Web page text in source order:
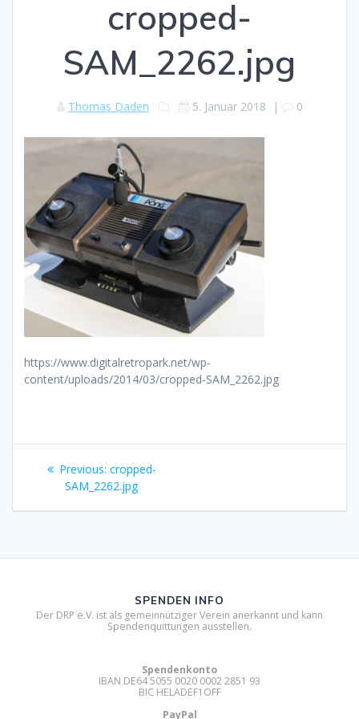
cropped-
SAM_2262.jpg
Thomas Daden 5. Januar 2018 | 0
https://www.digitalretropark.net/wp-
content/uploads/2014/03/cropped-SAM_2262.jpg
Beitragsnavigation
Previous: Previous
post:
cropped-
SAM_2262.jpg
SPENDEN INFO
Der DRP e.V. ist als gemeinnütziger Verein anerkannt und kann
Spendenquittungen ausstellen.
Spendenkonto
IBAN DE64 5055 0020 0002 2851 93
BIC HELADEF1OFF
PayPal